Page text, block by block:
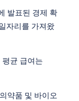
발표된 경제 확
자리를 가져왔
평균 급여는
약품 및 바이오